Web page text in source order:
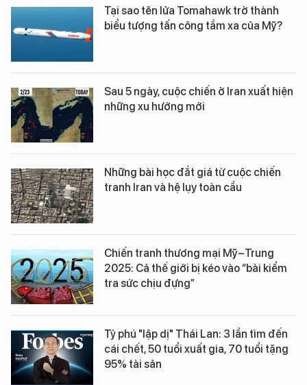
Tại sao tên lửa Tomahawk trở thành
biểu tượng tấn công tầm xa của Mỹ?
Sau 5 ngày, cuộc chiến ở Iran xuất hiện
những xu hướng mới
Những bài học đắt giá từ cuộc chiến
tranh Iran và hệ lụy toàn cầu
Chiến tranh thương mại Mỹ–Trung
2025: Cả thế giới bị kéo vào “bài kiểm
tra sức chịu đựng”
Tỷ phú "lập dị" Thái Lan: 3 lần tìm đến
cái chết, 50 tuổi xuất gia, 70 tuổi tặng
95% tài sản